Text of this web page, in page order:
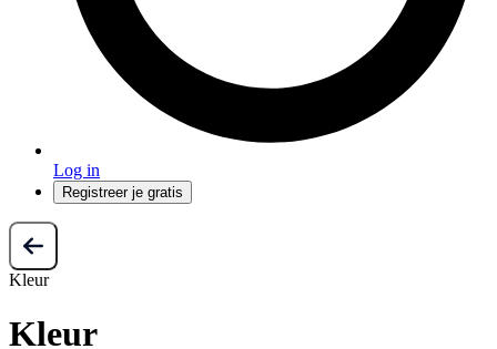
Log in
Registreer je gratis
Kleur
Kleur